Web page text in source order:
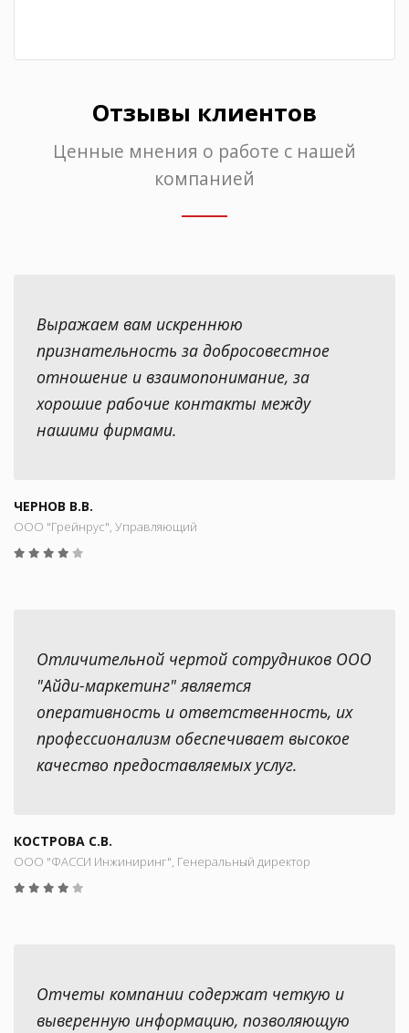
Отзывы клиентов
Ценные мнения о работе с нашей
компанией
Выражаем вам искреннюю
признательность за добросовестное
отношение и взаимопонимание, за
хорошие рабочие контакты между
нашими фирмами.
ЧЕРНОВ В.В.
ООО "Грейнрус", Управляющий
Отличительной чертой сотрудников ООО
"Айди-маркетинг" является
оперативность и ответственность, их
профессионализм обеспечивает высокое
качество предоставляемых услуг.
КОСТРОВА С.В.
ООО "ФАССИ Инжиниринг", Генеральный директор
Отчеты компании содержат четкую и
выверенную информацию, позволяющую